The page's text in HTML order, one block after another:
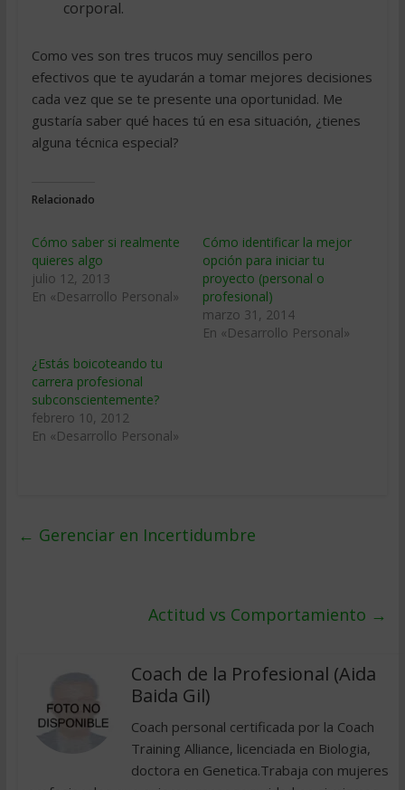
corporal.
Como ves son tres trucos muy sencillos pero
efectivos que te ayudarán a tomar mejores decisiones
cada vez que se te presente una oportunidad. Me
gustaría saber qué haces tú en esa situación, ¿tienes
alguna técnica especial?
Relacionado
Cómo saber si realmente
quieres algo
julio 12, 2013
En «Desarrollo Personal»
Cómo identificar la mejor
opción para iniciar tu
proyecto (personal o
profesional)
marzo 31, 2014
En «Desarrollo Personal»
¿Estás boicoteando tu
carrera profesional
subconscientemente?
febrero 10, 2012
En «Desarrollo Personal»
← Gerenciar en Incertidumbre
Actitud vs Comportamiento →
Coach de la Profesional (Aida
Baida Gil)
Coach personal certificada por la Coach
Training Alliance, licenciada en Biologia,
doctora en Genetica.Trabaja con mujeres